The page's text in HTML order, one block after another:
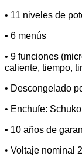
• 11 niveles de
• 6 menús
• 9 funciones
caliente, tiempo,
• Descongelado
• Enchufe:
• 10 años de
• Voltaje nominal